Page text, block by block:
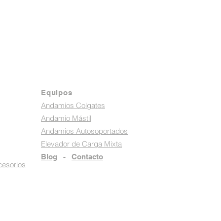
Equipos
Andamios Colgates
Andamio Mástil
Andamios Autosoportados
Elevador de Carga Mixta
Blog - Contacto